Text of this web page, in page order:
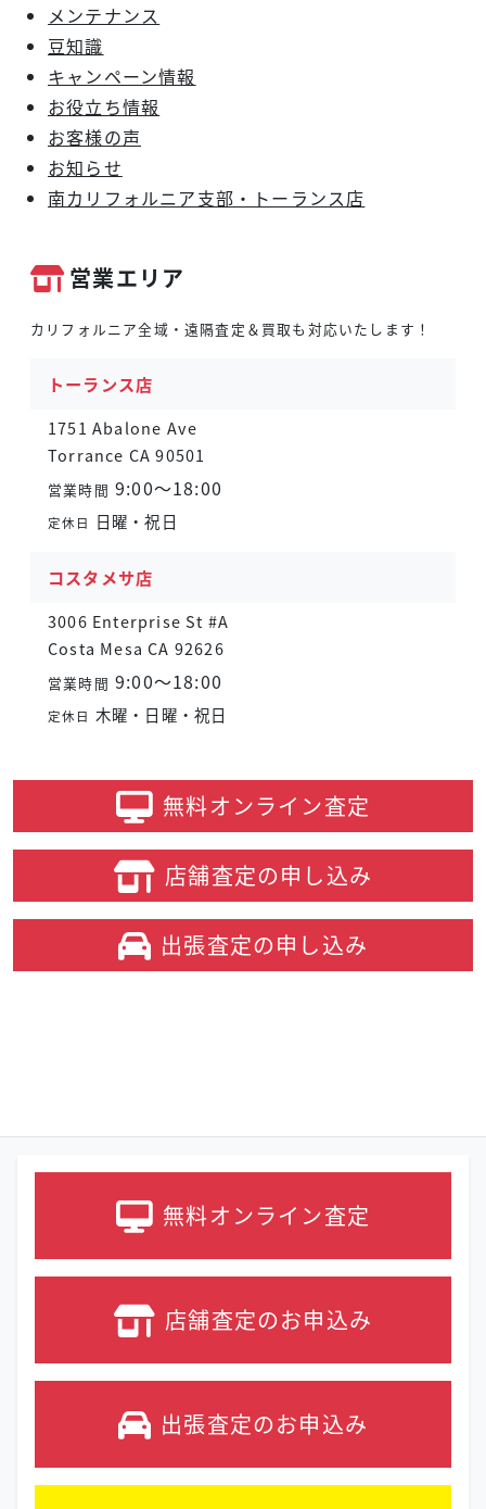
メンテナンス
豆知識
キャンペーン情報
お役立ち情報
お客様の声
お知らせ
南カリフォルニア支部・トーランス店
営業エリア
カリフォルニア全域・遠隔査定＆買取も対応いたします！
トーランス店
1751 Abalone Ave
Torrance CA 90501
営業時間 9:00～18:00
定休日 日曜・祝日
コスタメサ店
3006 Enterprise St #A
Costa Mesa CA 92626
営業時間 9:00～18:00
定休日 木曜・日曜・祝日
無料オンライン査定
店舗査定の申し込み
出張査定の申し込み
無料オンライン査定
店舗査定のお申込み
出張査定のお申込み